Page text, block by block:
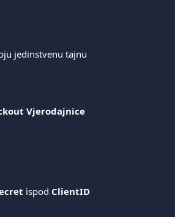
jedinstvenu tajnu
Vjerodajnice
ispod ClientID